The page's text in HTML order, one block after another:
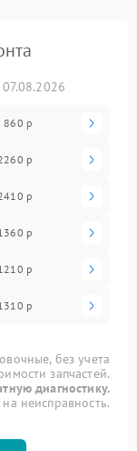
860 р
р
р
р
р
р
без учета
запчастей.
диагностику.
неисправность.